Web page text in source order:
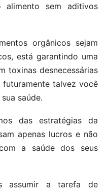
alimento sem aditivos
orgânicos sejam
está garantindo uma
toxinas desnecessárias
talvez você
saúde.
das estratégias da
apenas lucros e não
a saúde dos seus
assumir a tarefa de